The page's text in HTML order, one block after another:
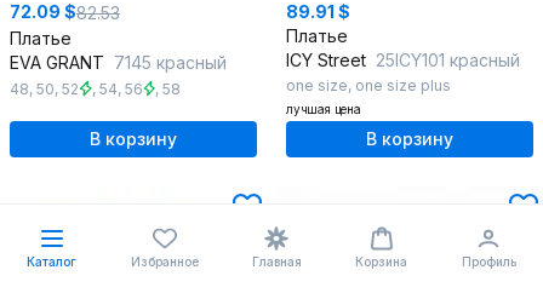
72.09 $82.53
Платье
EVA GRANT 7145 красный
48, 50, 52 , 54, 56 , 58
В корзину
89.91 $
Платье
ICY Street 25ICY101 красный
one size, one size plus
лучшая цена
В корзину
Каталог Избранное Главная Корзина Профиль